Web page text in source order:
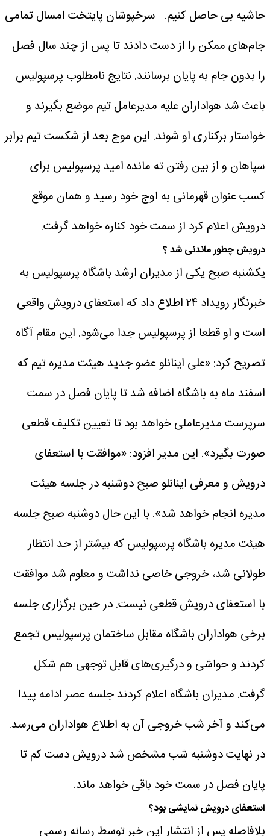
حاشیه بی حاصل کنیم. سرخپوشان پایتخت امسال تمامی
جام‌های ممکن را از دست دادند تا پس از چند سال فصل
را بدون جام به پایان برسانند. نتایج نامطلوب پرسپولیس
باعث شد هواداران علیه مدیرعامل تیم موضع بگیرند و
خواستار برکناری او شوند. این موج بعد از شکست تیم برابر
سپاهان و از بین رفتن ته مانده امید پرسپولیس برای
کسب عنوان قهرمانی به اوج خود رسید و همان موقع
درویش اعلام کرد از سمت خود کناره خواهد گرفت.
درویش چطور ماندنی شد ؟
یکشنبه صبح یکی از مدیران ارشد باشگاه پرسپولیس به
خبرنگار رویداد ۲۴ اطلاع داد که استعفای درویش واقعی
است و او قطعا از پرسپولیس جدا می‌شود. این مقام آگاه
تصریح کرد: «علی اینانلو عضو جدید هیئت مدیره تیم که
اسفند ماه به باشگاه اضافه شد تا پایان فصل در سمت
سرپرست مدیرعاملی خواهد بود تا تعیین تکلیف قطعی
صورت بگیرد». این مدیر افزود: «موافقت با استعفای
درویش و معرفی اینانلو صبح دوشنبه در جلسه هیئت
مدیره انجام خواهد شد». با این حال دوشنبه صبح جلسه
هیئت مدیره باشگاه پرسپولیس که بیشتر از حد انتظار
طولانی شد، خروجی خاصی نداشت و معلوم شد موافقت
با استعفای درویش قطعی نیست.در حین برگزاری جلسه
برخی هواداران باشگاه مقابل ساختمان پرسپولیس تجمع
کردند و حواشی و درگیری‌های قابل توجهی هم شکل
گرفت. مدیران باشگاه اعلام کردند جلسه عصر ادامه پیدا
می‌کند و آخر شب خروجی آن به اطلاع هواداران می‌رسد.
در نهایت دوشنبه شب مشخص شد درویش دست کم تا
پایان فصل در سمت خود باقی خواهد ماند.
استعفای درویش نمایشی بود؟
بلافاصله پس از انتشار این خبر توسط رسانه رسمی